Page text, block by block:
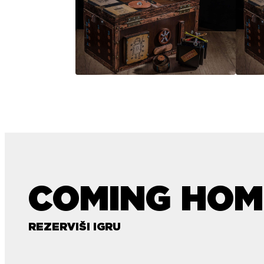
COMING
REZERVIŠI IGRU